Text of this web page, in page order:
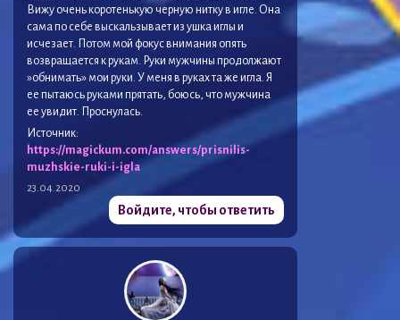
Вижу очень коротенькую черную нитку в игле. Она
сама по себе выскальзывает из ушка иглы и
исчезает. Потом мой фокус внимания опять
возвращается к рукам. Руки мужчины продолжают
»обнимать» мои руки. У меня в руках та же игла. Я
ее пытаюсь руками прятать, боюсь, что мужчина
ее увидит. Проснулась.
Источник:
https://magickum.com/answers/prisnilis-
muzhskie-ruki-i-igla
23.04.2020
Войдите, чтобы ответить